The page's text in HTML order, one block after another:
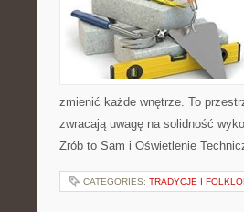
zmienić każde wnętrze. To
zwracają uwagę na solidność
Zrób to Sam i Oświetlenie
CATEGORIES: TRADYCJE I